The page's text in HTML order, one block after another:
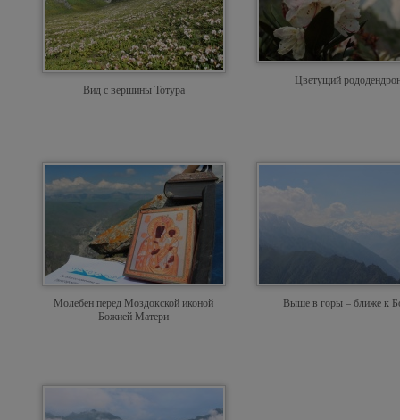
Вид с вершины Тотура
Цветущий
Молебен перед Моздокской иконой
Божией Матери
Выше в горы – ближе к